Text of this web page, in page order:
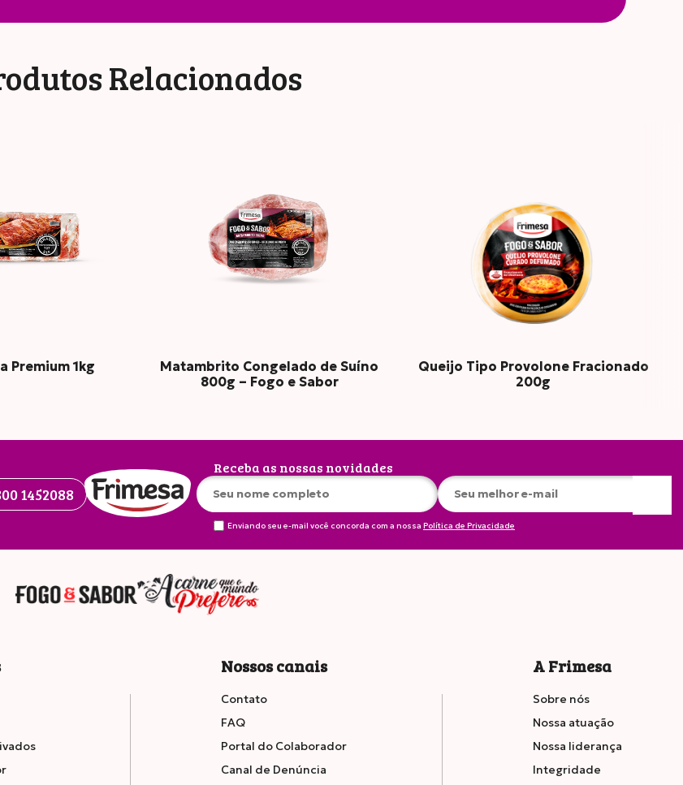
Relacionados
Premium 1kg
Matambrito Congelado de Suíno
800g – Fogo e Sabor
Queijo Tipo Provolone Fracionado
200g
1.4 0.7g
7.1g
20 9.8g 15
6.7 2.7g
1452088
Receba as nossas novidades
Enviando seu e-mail você concorda com a nossa Política de Privacidade
Nossos canais
Contato
FAQ
Portal do Colaborador
Canal de Denúncia
A Frimesa
Sobre nós
Nossa atuação
Nossa liderança
Integridade